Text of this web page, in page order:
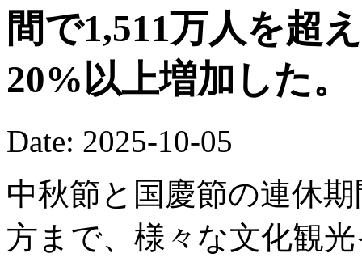
間で1,511万人を超
20%以上増加した。
Date: 2025-10-05
中秋節と国慶節の連休
方まで、様々な文化観